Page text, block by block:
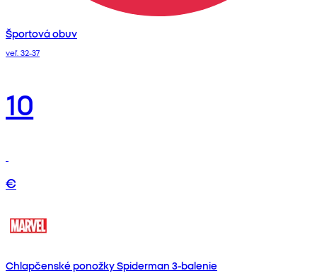
Športová obuv
veľ. 32-37
10
€
Chlapčenské ponožky Spiderman 3-balenie